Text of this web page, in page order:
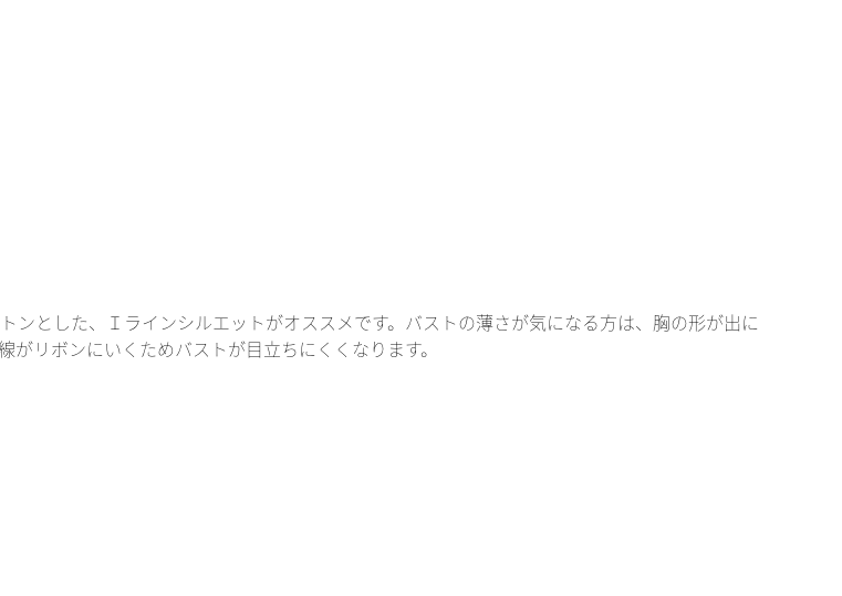
とした、Ｉラインシルエットがオススメです。バストの薄さが気になる方は、胸の形が出に
リボンにいくためバストが目立ちにくくなります。